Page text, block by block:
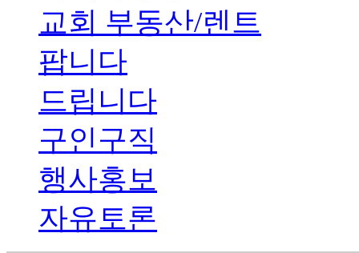
교회 부동산/렌트
팝니다
드립니다
구인구직
행사홍보
자유토론